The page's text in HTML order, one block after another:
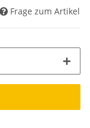
Frage zum Artikel